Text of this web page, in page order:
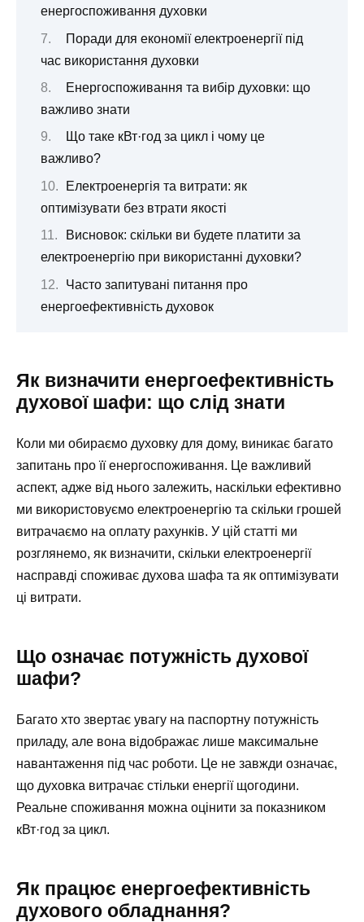
енергоспоживання духовки
Поради для економії електроенергії під
час використання духовки
Енергоспоживання та вибір духовки: що
важливо знати
Що таке кВт·год за цикл і чому це
важливо?
Електроенергія та витрати: як
оптимізувати без втрати якості
Висновок: скільки ви будете платити за
електроенергію при використанні духовки?
Часто запитувані питання про
енергоефективність духовок
Як визначити енергоефективність
духової шафи: що слід знати
Коли ми обираємо духовку для дому, виникає багато
запитань про її енергоспоживання. Це важливий
аспект, адже від нього залежить, наскільки ефективно
ми використовуємо електроенергію та скільки грошей
витрачаємо на оплату рахунків. У цій статті ми
розглянемо, як визначити, скільки електроенергії
насправді споживає духова шафа та як оптимізувати
ці витрати.
Що означає потужність духової
шафи?
Багато хто звертає увагу на паспортну потужність
приладу, але вона відображає лише максимальне
навантаження під час роботи. Це не завжди означає,
що духовка витрачає стільки енергії щогодини.
Реальне споживання можна оцінити за показником
кВт·год за цикл.
Як працює енергоефективність
духового обладнання?